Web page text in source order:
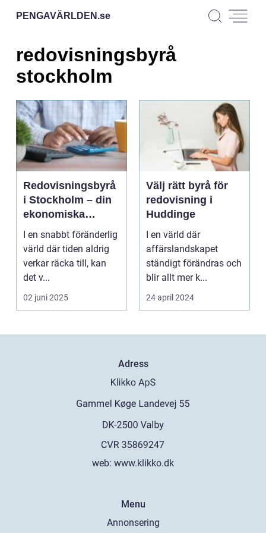
PENGAVÄRLDEN.se
redovisningsbyrå
stockholm
Redovisningsbyrå
i Stockholm – din
ekonomiska
partner
I en snabbt föränderlig
värld där tiden aldrig
verkar räcka till, kan
det v...
02 juni 2025
Välj rätt byrå för
redovisning i
Huddinge
I en värld där
affärslandskapet
ständigt förändras och
blir allt mer k...
24 april 2024
Adress
web: www.klikko.dk
Menu
Annonsering